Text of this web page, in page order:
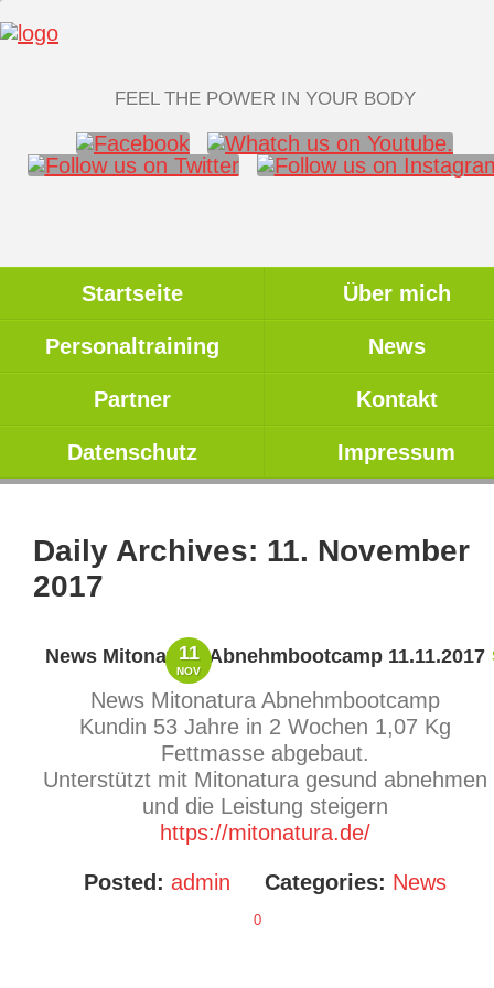
FEEL THE POWER IN YOUR BODY
Startseite Über mich
Personaltraining News
Partner Kontakt
Datenschutz Impressum
Daily Archives: 11. November
2017
11
NOV
News Mitonatura Abnehmbootcamp 11.11.2017
News Mitonatura Abnehmbootcamp
Kundin 53 Jahre in 2 Wochen 1,07 Kg
Fettmasse abgebaut.
Unterstützt mit Mitonatura gesund abnehmen
und die Leistung steigern
https://mitonatura.de/
Posted: admin Categories: News
0